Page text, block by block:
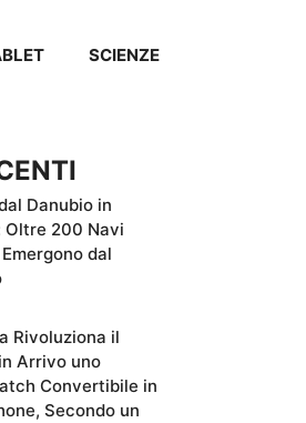
SCIENZE
Danubio in
Oltre 200 Navi
dal
Rivoluziona il
Arrivo uno
Convertibile in
Secondo un